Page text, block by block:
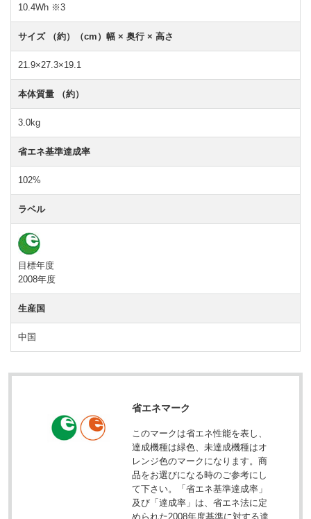
10.4Wh ※3
サイズ （約）（cm） 幅 × 奥行 × 高さ
21.9×27.3×19.1
本体質量 （約）
3.0kg
省エネ基準達成率
102%
ラベル
目標年度
2008年度
生産国
中国
省エネマーク
このマークは省エネ性能を表し、
達成機種は緑色、未達成機種はオ
レンジ色のマークになります。商
品をお選びになる時のご参考にし
て下さい。「省エネ基準達成率」
及び「達成率」は、省エネ法に定
められた2008年度基準に対する達